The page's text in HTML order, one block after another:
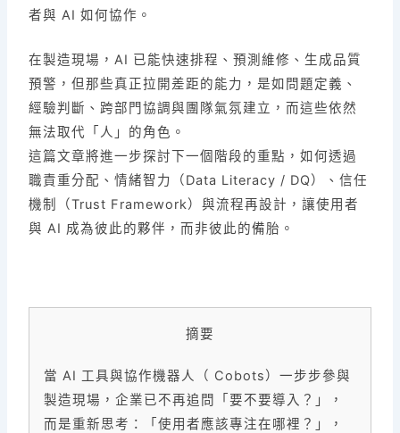
者與 AI 如何協作。
在製造現場，AI 已能快速排程、預測維修、生成品質
預警，但那些真正拉開差距的能力，是如問題定義、
經驗判斷、跨部門協調與團隊氣氛建立，而這些依然
無法取代「人」的角色。
這篇文章將進一步探討下一個階段的重點，如何透過
職責重分配、情緒智力（Data Literacy / DQ）、信任
機制（Trust Framework）與流程再設計，讓使用者
與 AI 成為彼此的夥伴，而非彼此的備胎。
摘要
當 AI 工具與協作機器人（ Cobots）一步步參與
製造現場，企業已不再追問「要不要導入？」，
而是重新思考：「使用者應該專注在哪裡？」，